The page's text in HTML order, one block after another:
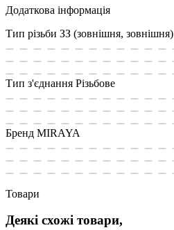
Додаткова інформація
Тип різьби ЗЗ (зовнішня, зовнішня)
Тип з'єднання Різьбове
Бренд MIRAYA
Товари
Деякі схожі товари,